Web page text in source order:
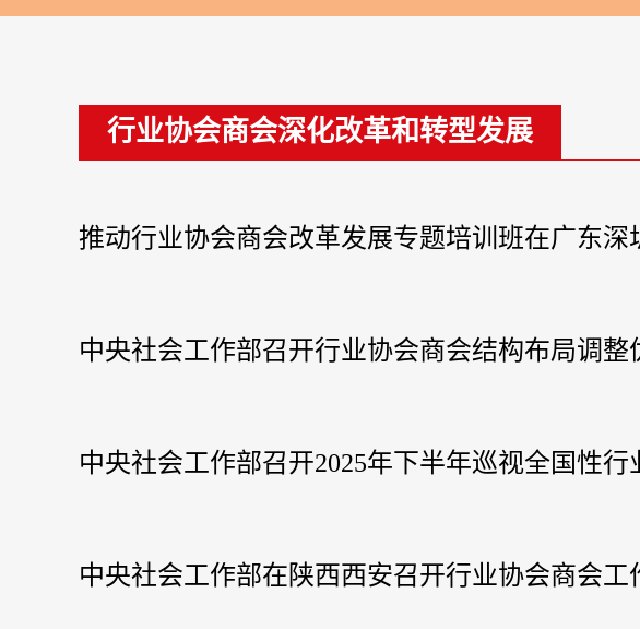
行业协会商会深化改革和转型发展
推动行业协会商会改革发展专题培训班在广东深
中央社会工作部召开行业协会商会结构布局调
中央社会工作部召开2025年下半年巡视全国性
中央社会工作部在陕西西安召开行业协会商会工